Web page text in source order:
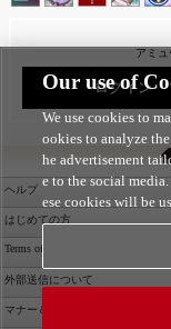
アミ
ログイン
ヘルプ
はじめての方
Terms of Service
外部送信について
マナー＆ルール
Our use of
We use cookies to
ookies to analyze
he advertisement
e to the social
ese cookies will be